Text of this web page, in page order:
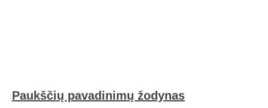
Paukščių pavadinimų žodynas